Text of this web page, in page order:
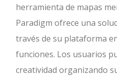
herramienta de mapas
Paradigm ofrece una
través de su plataforma
funciones. Los usuarios
creatividad organizando